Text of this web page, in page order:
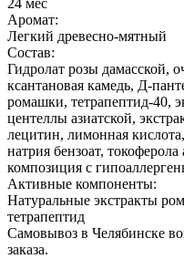
24 мес
Аромат:
Легкий древесно-мятный
Состав:
Гидролат розы дамасской,
ксантановая камедь, Д-
ромашки, тетрапептид-40,
центеллы азиатской,
лецитин, лимонная
натрия бензоат,
композиция с
Активные компоненты:
Натуральные экстракты
тетрапептид
Самовывоз в Челябинске
заказа.